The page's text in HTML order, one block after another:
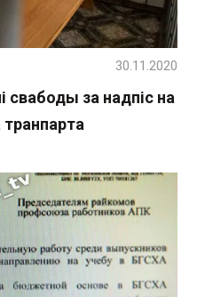
свабоды за надпіс на
30.11.2020